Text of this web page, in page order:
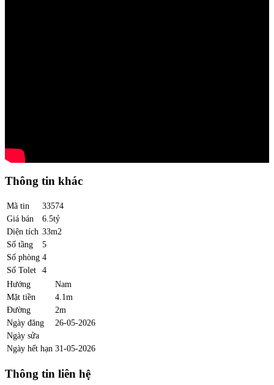
Thông tin khác
Mã tin
33574
Giá bán
6.5tỷ
Diện tích 33m2
Số tầng
5
Số phòng 4
Số Tolet
4
Hướng
Nam
Mặt tiền
4.1m
Đường
2m
Ngày đăng
26-05-2026
Ngày sửa
Ngày hết hạn 31-05-2026
Thông tin liên hệ